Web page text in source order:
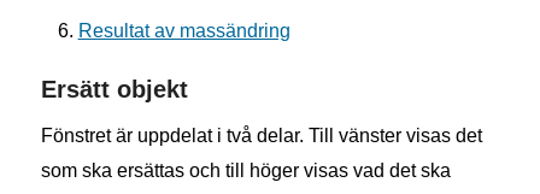
Resultat av massändring
Ersätt objekt
Fönstret är uppdelat i två delar. Till vänster visas det
som ska ersättas och till höger visas vad det ska